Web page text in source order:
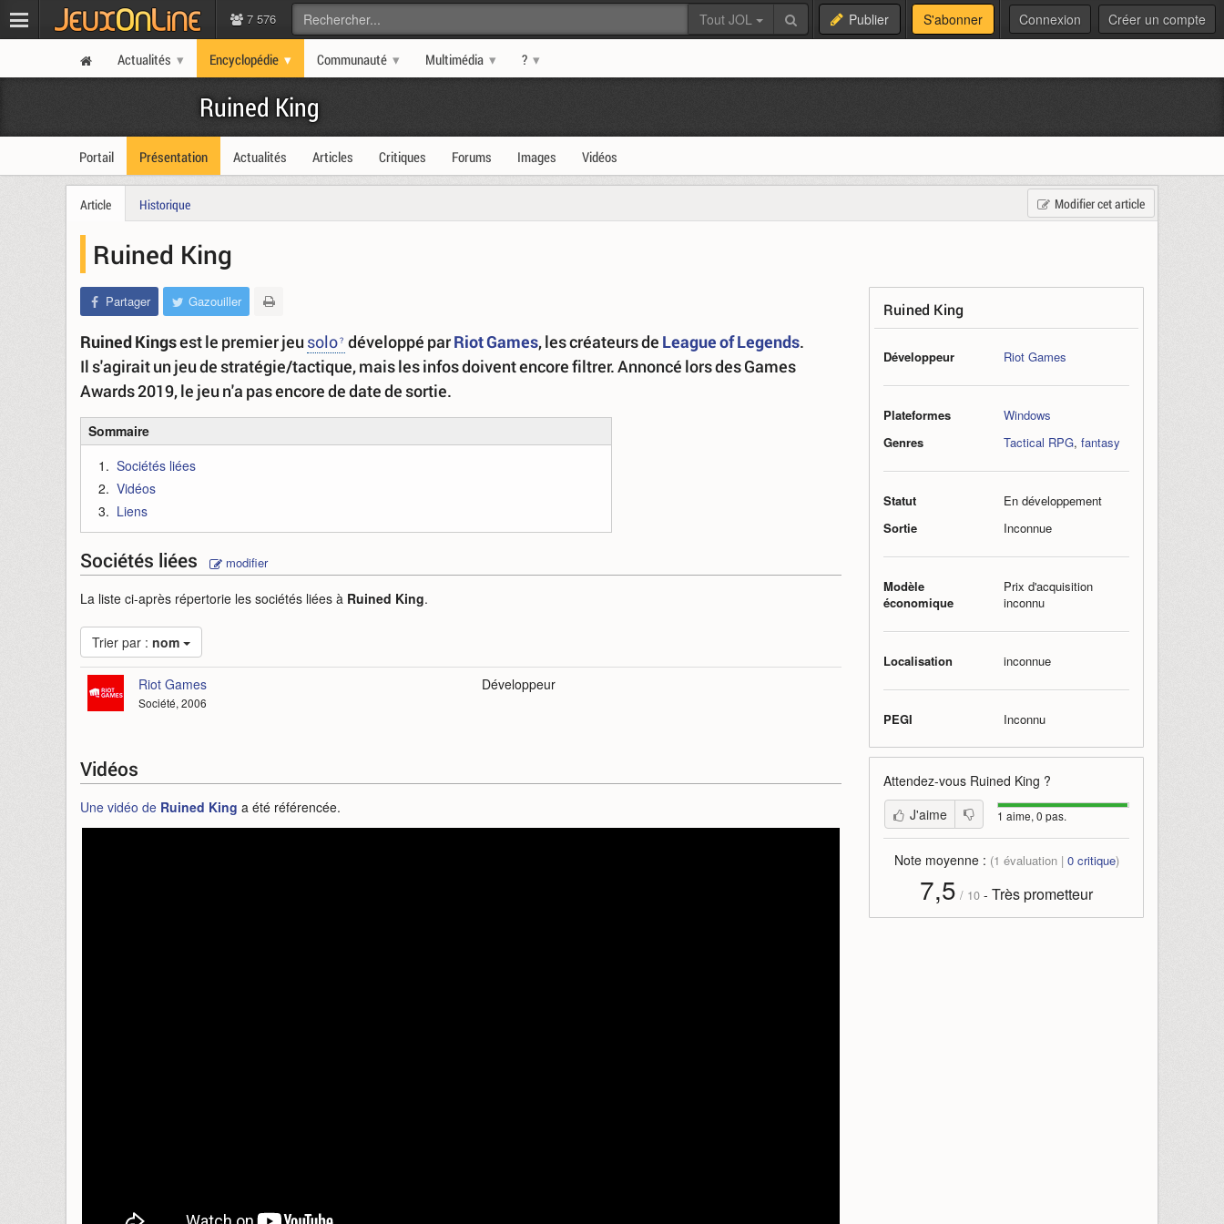
7 576 Tout JOL Publier S'abonner Connexion Créer un compte
Actualités Encyclopédie Communauté Multimédia ?
Ruined King
Portail Présentation Actualités Articles Critiques Forums Images Vidéos
Modifier cet article
Article Historique
Ruined King
Ruined King
Développeur Riot Games
Plateformes
Windows
Genres
Tactical RPG, fantasy
Statut
En développement
Sortie
Inconnue
Modèle
économique
Prix d'acquisition
inconnu
Localisation inconnue
PEGI Inconnu
Attendez-vous Ruined King ?
1 aime, 0 pas.
J'aime
Note moyenne : (1 évaluation | 0critique)
7,5 / 10 - Très prometteur
Partager Gazouiller
Ruined Kingsest le premier jeu solo développé parRiot Games, les créateurs de League of Legends.
Il s'agirait un jeu de stratégie/tactique, mais les infos doivent encore filtrer. Annoncé lors des Games
Awards 2019, le jeu n'a pas encore de date de sortie.
Sommaire
Sociétés liées
Vidéos
Liens
Sociétés liées modifier
La liste ci-après répertorie les sociétés liées à Ruined King.
Trier par : nom
Riot Games
Société, 2006
Développeur
Vidéos
Une vidéo de Ruined King a été référencée.